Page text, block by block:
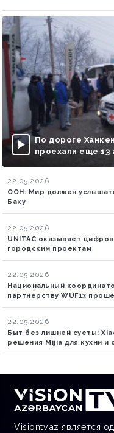
По дороге
проехали еще
22.05.2026
ООН: Мир должен
Баку
22.05.2026
UNITAC оказывает
городским проектам
22.05.2026
Национальный
партнерству WUF13
22.05.2026
Быт без лишней суеты:
решения Mijia для кухни и
Visiontv.az является